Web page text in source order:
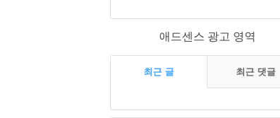
애드센스 광고 영역
최근 글 최근 댓글
최